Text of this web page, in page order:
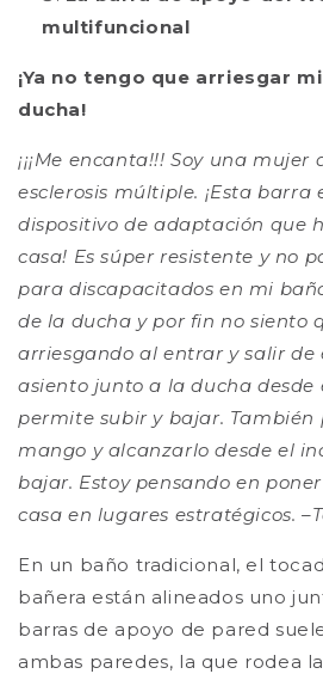
multifuncional
¡Ya no tengo que arriesgar
ducha!
¡¡¡Me encanta!!! Soy una mujer
esclerosis múltiple. ¡Esta barra
dispositivo de adaptación que
casa! Es súper resistente y no
para discapacitados en mi
de la ducha y por fin no siento
arriesgando al entrar y salir de
asiento junto a la ducha
permite subir y bajar. También
mango y alcanzarlo desde el
bajar. Estoy pensando en
casa en lugares estratégicos.
En un baño tradicional, el
bañera están alineados uno
barras de apoyo de pared
ambas paredes, la que rodea